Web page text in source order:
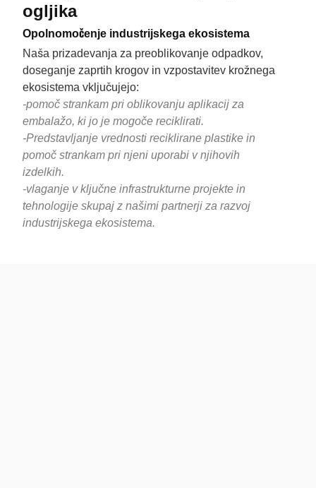
ogljika
Opolnomočenje industrijskega ekosistema
Naša prizadevanja za preoblikovanje odpadkov,
doseganje zaprtih krogov in vzpostavitev krožnega
ekosistema vključujejo:
-pomoč strankam pri oblikovanju aplikacij za
embalažo, ki jo je mogoče reciklirati.
-Predstavljanje vrednosti reciklirane plastike in
pomoč strankam pri njeni uporabi v njihovih
izdelkih.
-vlaganje v ključne infrastrukturne projekte in
tehnologije skupaj z našimi partnerji za razvoj
industrijskega ekosistema.